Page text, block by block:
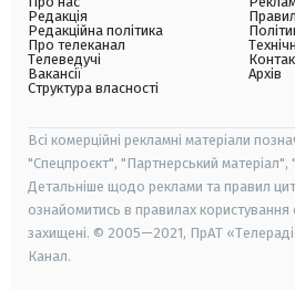
Редакція
Редакційна політика
Про телеканал
Телеведучі
Вакансії
Структура власності
Архів
Всі комерційні рекламні матеріали
"Спецпроєкт", "Партнерський матеріал",
Детальніше щодо реклами та правил
ознайомитись в правилах користування
захищені. © 2005—2021, ПрАТ
Канал.